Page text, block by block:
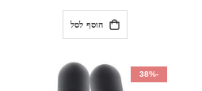
הוסף לסל
-38%